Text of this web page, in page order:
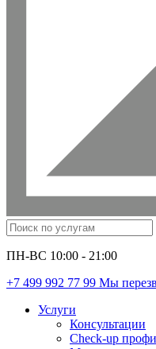
ПН-ВС 10:00 - 21:00
+7 499 992 77 99 Мы
Услуги
Консультации
Check-up